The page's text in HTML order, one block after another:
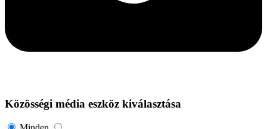
Közösségi média eszköz kiválasztása